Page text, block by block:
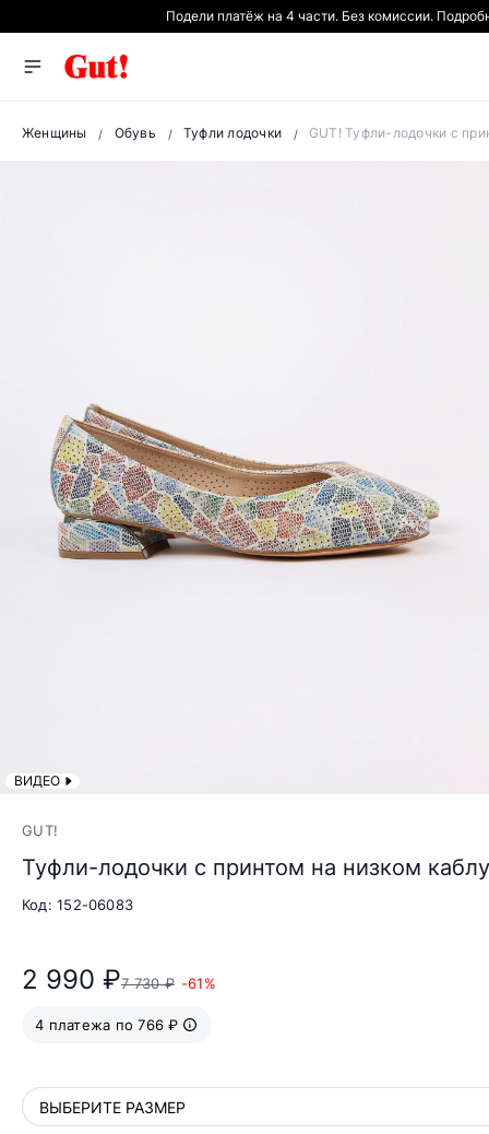
Подели платёж на 4 части. Без комиссии.
Женщины Обувь Туфли лодочки GUT! Туфли-лодочки с
ВИДЕО
GUT!
Туфли-лодочки с принтом на низком
Код: 152-06083
2 990 ₽7 730 ₽ -61%
4 платежа по 766 ₽
ВЫБЕРИТЕ РАЗМЕР